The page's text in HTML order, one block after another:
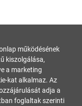
működésének
kiszolgálása,
a marketing
kat alkalmaz. Az
adja a
foglaltak szerinti